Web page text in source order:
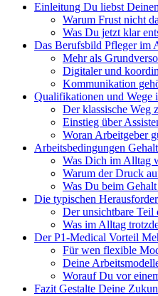
Einleitung Du liebst
Warum Frust nicht
Was Du jetzt klar
Das Berufsbild Pfleger im
Mehr als
Digitaler und
Kommunikation
Qualifikationen und Wege
Der klassische Weg
Einstieg über
Woran Arbeitgeber
Arbeitsbedingungen
Was Dich im Alltag
Warum der Druck
Was Du beim
Die typischen
Der unsichtbare Teil
Was im Alltag
Der P1-Medical Vorteil
Für wen flexible
Deine
Worauf Du vor
Fazit Gestalte Deine